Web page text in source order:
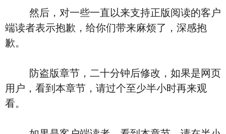
然后，对一些一直以来支持正版阅读的客户
端读者表示抱歉，给你们带来麻烦了，深感抱
歉。
防盗版章节，二十分钟后修改，如果是网页
用户，看到本章节，请过个至少半小时再来观
看。